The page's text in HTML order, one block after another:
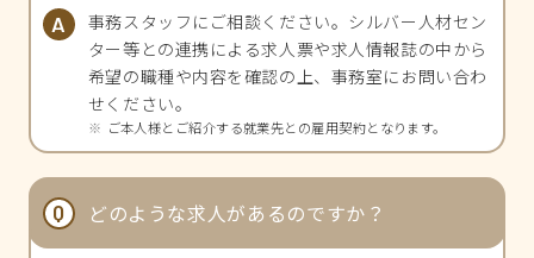
事務スタッフにご相談ください。シルバー人材セン
ター等との連携による求人票や求人情報誌の中から
希望の職種や内容を確認の上、事務室にお問い合わ
せください。
ご本人様とご紹介する就業先との雇用契約となります。
どのような求人があるのですか？